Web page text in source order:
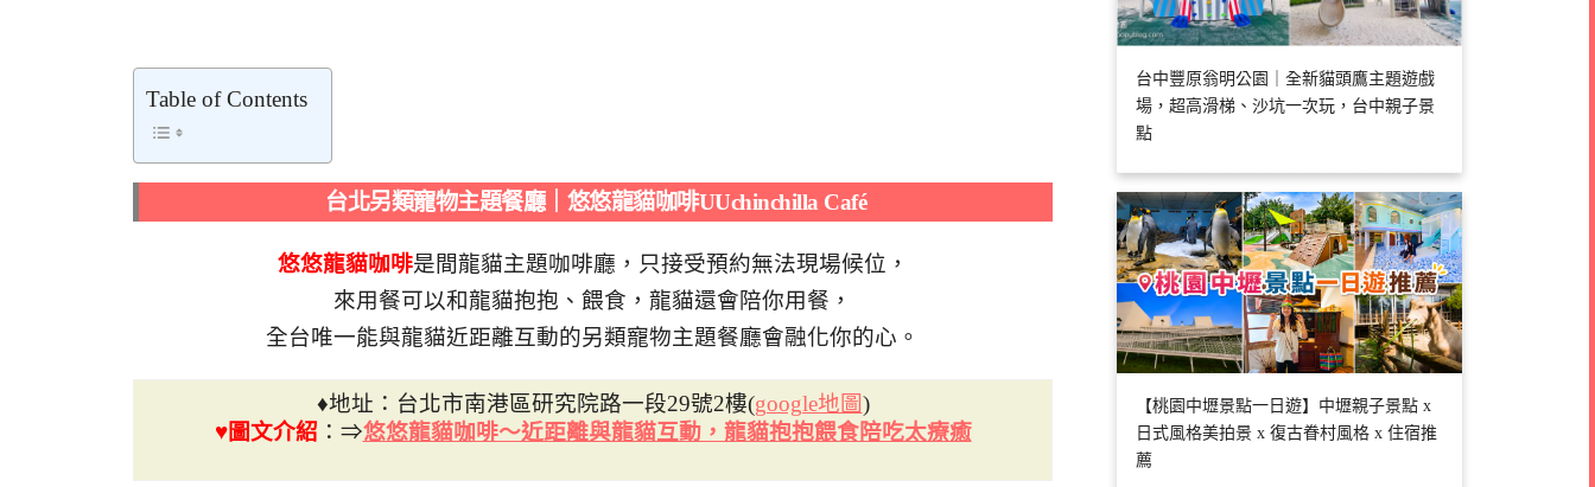
Table of Contents
台北另類寵物主題餐廳｜悠悠龍貓咖啡UUchinchilla Café
悠悠龍貓咖啡是間龍貓主題咖啡廳，只接受預約無法現場候位，
來用餐可以和龍貓抱抱、餵食，龍貓還會陪你用餐，
全台唯一能與龍貓近距離互動的另類寵物主題餐廳會融化你的心。
♦地址：台北市南港區研究院路一段29號2樓(google地圖)
♥圖文介紹 ：⇒悠悠龍貓咖啡～近距離與龍貓互動，龍貓抱抱餵食陪吃太療癒
台中豐原翁明公園｜全新貓頭鷹主題遊戲
場，超高滑梯、沙坑一次玩，台中親子景
點
【桃園中壢景點一日遊】中壢親子景點 x
日式風格美拍景 x 復古眷村風格 x 住宿推
薦